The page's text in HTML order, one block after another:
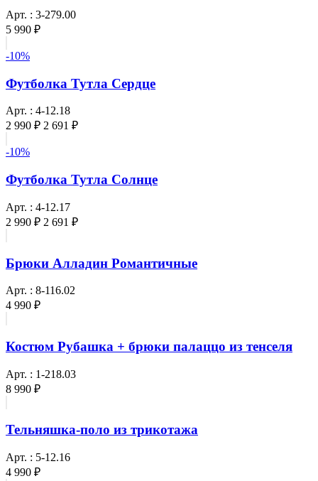
Арт. : 3-279.00
5 990 ₽
-10%
Футболка Тутла Сердце
Арт. : 4-12.18
2 990 ₽ 2 691 ₽
-10%
Футболка Тутла Солнце
Арт. : 4-12.17
2 990 ₽ 2 691 ₽
Брюки Алладин Романтичные
Арт. : 8-116.02
4 990 ₽
Костюм Рубашка + брюки палаццо из тенселя
Арт. : 1-218.03
8 990 ₽
Тельняшка-поло из трикотажа
Арт. : 5-12.16
4 990 ₽